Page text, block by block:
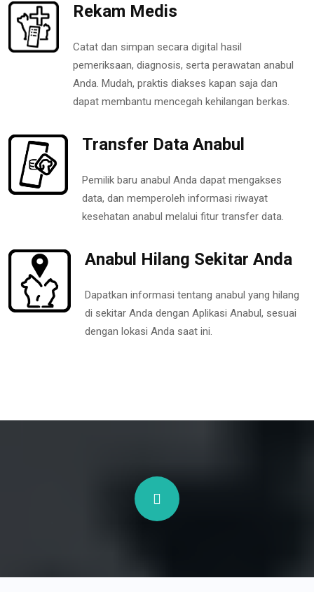
Rekam Medis
Catat dan simpan secara digital hasil
pemeriksaan, diagnosis, serta perawatan anabul
Anda. Mudah, praktis diakses kapan saja dan
dapat membantu mencegah kehilangan berkas.
Transfer Data Anabul
Pemilik baru anabul Anda dapat mengakses
data, dan memperoleh informasi riwayat
kesehatan anabul melalui fitur transfer data.
Anabul Hilang Sekitar Anda
Dapatkan informasi tentang anabul yang hilang
di sekitar Anda dengan Aplikasi Anabul, sesuai
dengan lokasi Anda saat ini.